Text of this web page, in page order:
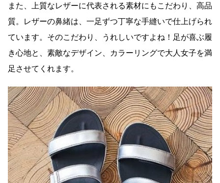
また、上質なレザーに代表される素材にもこだわり、高品
質。レザーの鼻緒は、一足ずつ丁寧な手縫いで仕上げられ
ています。そのこだわり、うれしいですよね！足が喜ぶ履
き心地と、素敵なデザイン、カラーリングで大人女子を満
足させてくれます。